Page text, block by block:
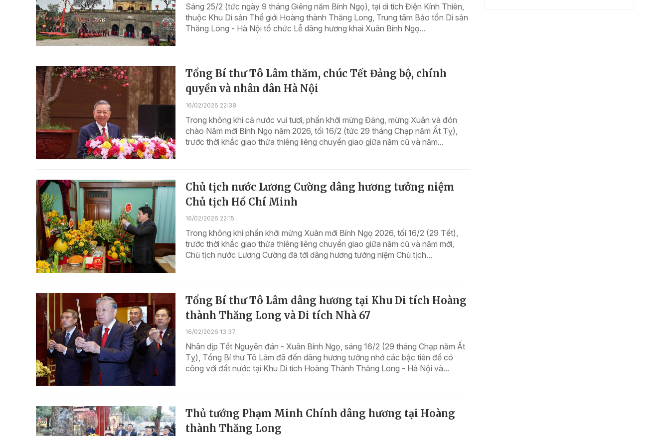
Sáng 25/2 (tức ngày 9 tháng Giêng năm Bính Ngọ), tại di tích Điện Kính Thiên,
thuộc Khu Di sản Thế giới Hoàng thành Thăng Long, Trung tâm Bảo tồn Di sản
Thăng Long - Hà Nội tổ chức Lễ dâng hương khai Xuân Bính Ngọ...
Tổng Bí thư Tô Lâm thăm, chúc Tết Đảng bộ, chính
quyền và nhân dân Hà Nội
16/02/2026 22:38
Trong không khí cả nước vui tươi, phấn khởi mừng Đảng, mừng Xuân và đón
chào Năm mới Bính Ngọ năm 2026, tối 16/2 (tức 29 tháng Chạp năm Ất Tỵ),
trước thời khắc giao thừa thiêng liêng chuyển giao giữa năm cũ và năm...
Chủ tịch nước Lương Cường dâng hương tưởng niệm
Chủ tịch Hồ Chí Minh
16/02/2026 22:15
Trong không khí phấn khởi mừng Xuân mới Bính Ngọ 2026, tối 16/2 (29 Tết),
trước thời khắc giao thừa thiêng liêng chuyển giao giữa năm cũ và năm mới,
Chủ tịch nước Lương Cường đã tới dâng hương tưởng niệm Chủ tịch...
Tổng Bí thư Tô Lâm dâng hương tại Khu Di tích Hoàng
thành Thăng Long và Di tích Nhà 67
16/02/2026 13:37
Nhân dịp Tết Nguyên đán - Xuân Bính Ngọ, sáng 16/2 (29 tháng Chạp năm Ất
Tỵ), Tổng Bí thư Tô Lâm đã đến dâng hương tưởng nhớ các bậc tiên đế có
công với đất nước tại Khu Di tích Hoàng Thành Thăng Long - Hà Nội và...
Thủ tướng Phạm Minh Chính dâng hương tại Hoàng
thành Thăng Long